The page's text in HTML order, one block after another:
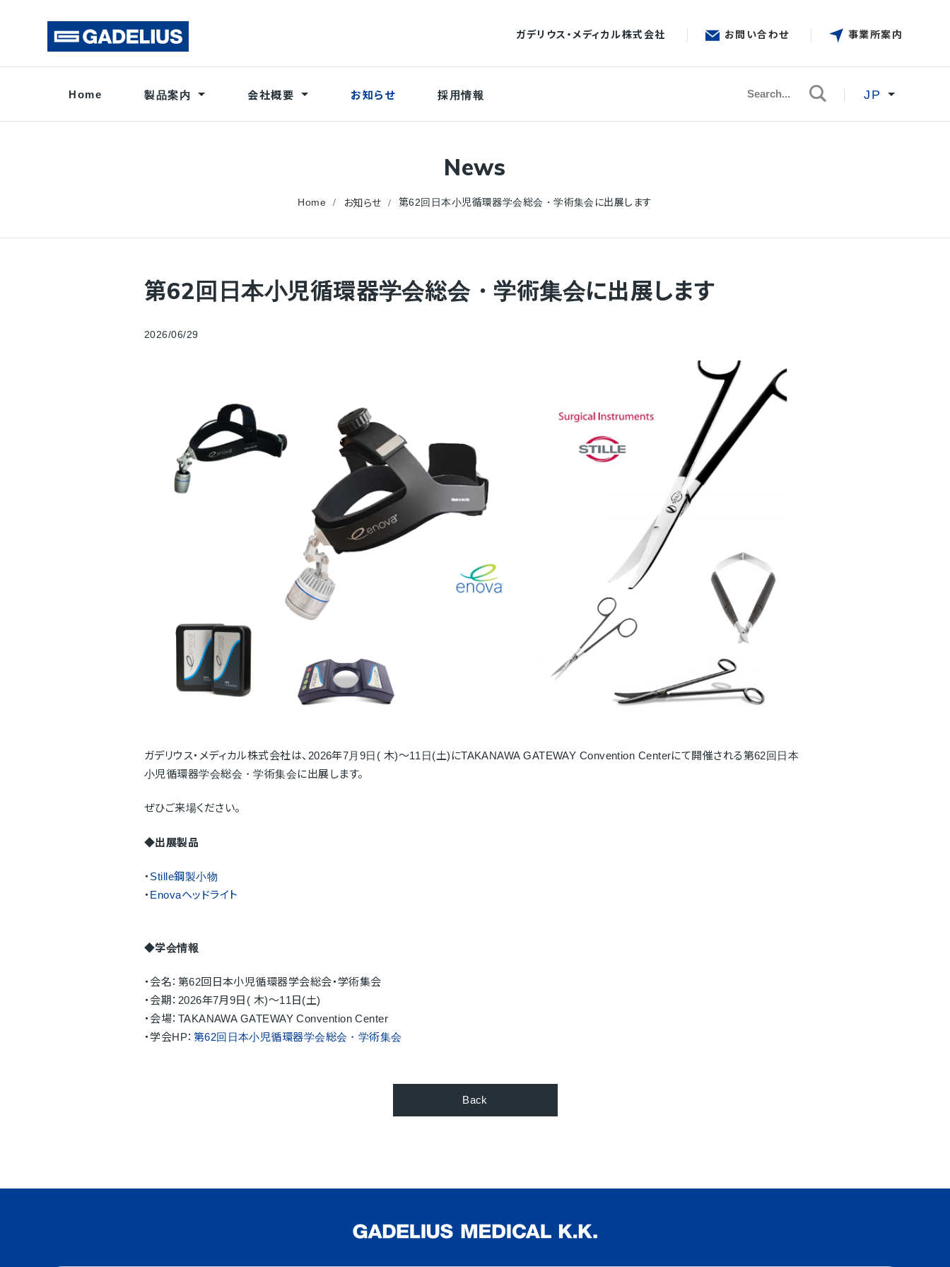
JP
Home 製品案内
整形外科用機器 外科用手術機器
会社概要
サイトご利用について
お知らせ 採用情報
ガデリウス・メディカル株式会社 お問い合わせ 事業所案内
検索
News
Home お知らせ 第62回日本小児循環器学会総会・学術集会に出展します
第62回日本小児循環器学会総会・学術集会に出展します
2026/06/29
ガデリウス・メディカル株式会社は、2026年7月9日( 木)～11日(土)にTAKANAWA GATEWAY Convention Centerにて開催される第62回日本
小児循環器学会総会・学術集会に出展します。
ぜひご来場ください。
◆出展製品
・ Stille鋼製小物
・ Enovaヘッドライト
◆学会情報
・会名：第62回日本小児循環器学会総会・学術集会
・会期：2026年7月9日( 木)～11日(土)
・会場：TAKANAWA GATEWAY Convention Center
・学会HP： 第62回日本小児循環器学会総会・学術集会
Back